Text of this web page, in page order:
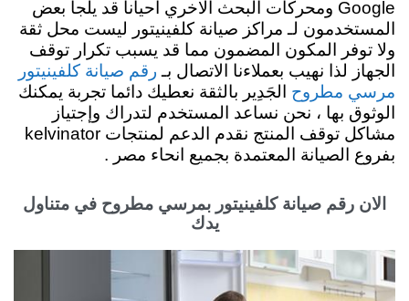
Google ومحركات البحث الاخري احياناً قد يلجأ بعض
المستخدمون لـ مراكز صيانة كلفينيتور ليست محل ثقة
ولا توفر المكون المضمون مما قد يسبب تكرار توقف
الجهاز لذا نهيب بعملاءنا الاتصال بـ رقم صيانة كلفينيتور
مرسي مطروح الجَدِير بالثقة نعطيك دائما تجربة يمكنك
الوثوق بها ، نحن نساعد المستخدم لتدراك وإجتياز
مشاكل توقف المنتج نقدم
الدعم لمنتجات kelvinator
بفروع الصيانة المعتمدة بجميع انحاء مصر .
الان رقم صيانة كلفينيتور بمرسي مطروح في متناول
يدك